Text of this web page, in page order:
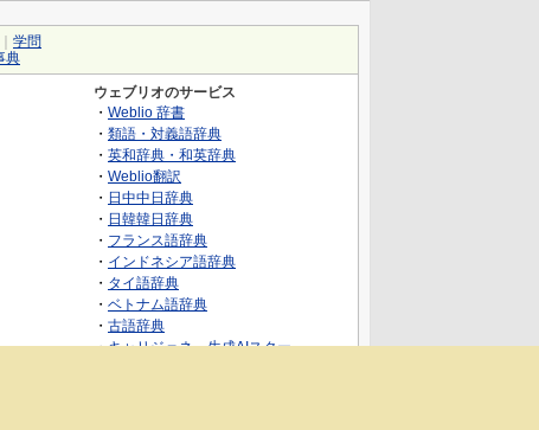
学問
典
ウェブリオのサービス
・ Weblio 辞書
・ 類語・対義語辞典
・ 英和辞典・和英辞典
・ Weblio翻訳
・ 日中中日辞典
・ 日韓韓日辞典
・ フランス語辞典
・ インドネシア語辞典
・ タイ語辞典
・ ベトナム語辞典
・ 古語辞典
・キャリジェネ～生成AIスクー